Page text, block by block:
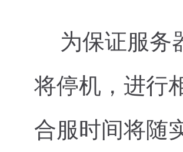
为保证服务
将停机，进行
合服时间将随